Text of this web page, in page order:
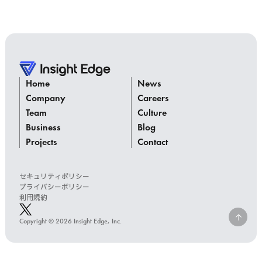
Home
Company
Team
Business
Projects
News
Careers
Culture
Blog
Contact
Copyright © 2026 Insight Edge, Inc.
セキュリティポリシー
プライバシーポリシー
利用規約